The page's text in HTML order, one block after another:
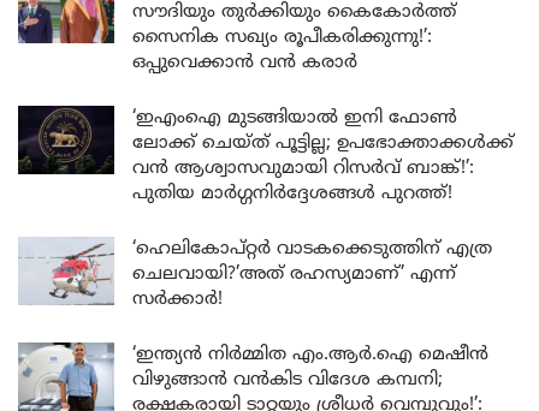
സൗദിയും തുർക്കിയും കൈകോർത്ത്
സൈനിക സഖ്യം രൂപീകരിക്കുന്നു!’:
ഒപ്പുവെക്കാൻ വൻ കരാർ
‘ഇഎംഐ മുടങ്ങിയാൽ ഇനി ഫോൺ
ലോക്ക് ചെയ്ത് പൂട്ടില്ല; ഉപഭോക്താക്കൾക്ക്
വൻ ആശ്വാസവുമായി റിസർവ് ബാങ്ക്!’:
പുതിയ മാർഗ്ഗനിർദ്ദേശങ്ങൾ പുറത്ത്!
‘ഹെലികോപ്റ്റർ വാടകക്കെടുത്തിന് എത്ര
ചെലവായി?’അത് രഹസ്യമാണ്’ എന്ന്
സർക്കാർ!
‘ഇന്ത്യൻ നിർമ്മിത എം.ആർ.ഐ മെഷീൻ
വിഴുങ്ങാൻ വൻകിട വിദേശ കമ്പനി;
രക്ഷകരായി ടാറ്റയും ശ്രീധർ വെമ്പുവും!’: